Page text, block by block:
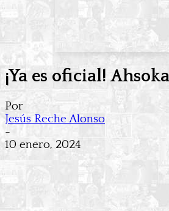
¡Ya es oficial!
Por
Jesús Reche Alonso
-
10 enero, 2024